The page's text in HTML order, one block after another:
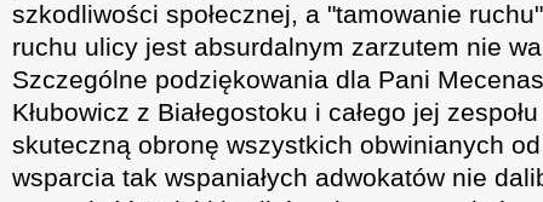
szkodliwości społecznej, a "tamowanie
ruchu ulicy jest absurdalnym zarzutem nie
Szczególne podziękowania dla Pani
Kłubowicz z Białegostoku i całego jej
skuteczną obronę wszystkich obwinianych
wsparcia tak wspaniałych adwokatów nie